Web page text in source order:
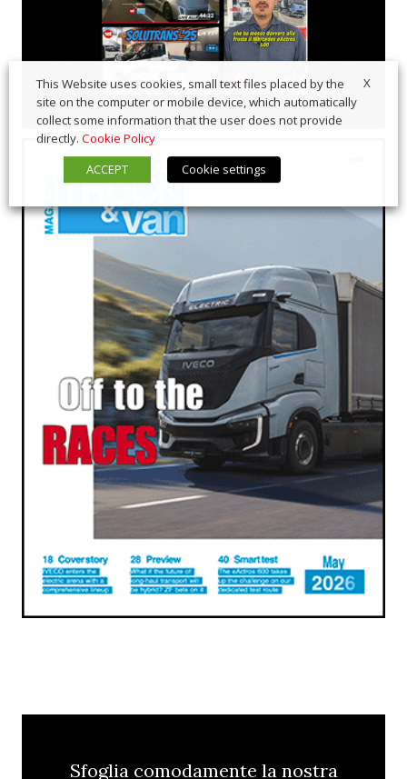
Sfoglia comodamente la nostra
X
This Website uses cookies, small text files placed by the
site on the computer or mobile device, which automatically
collect some information that the user does not provide
directly. Cookie Policy
ACCEPT
Cookie settings